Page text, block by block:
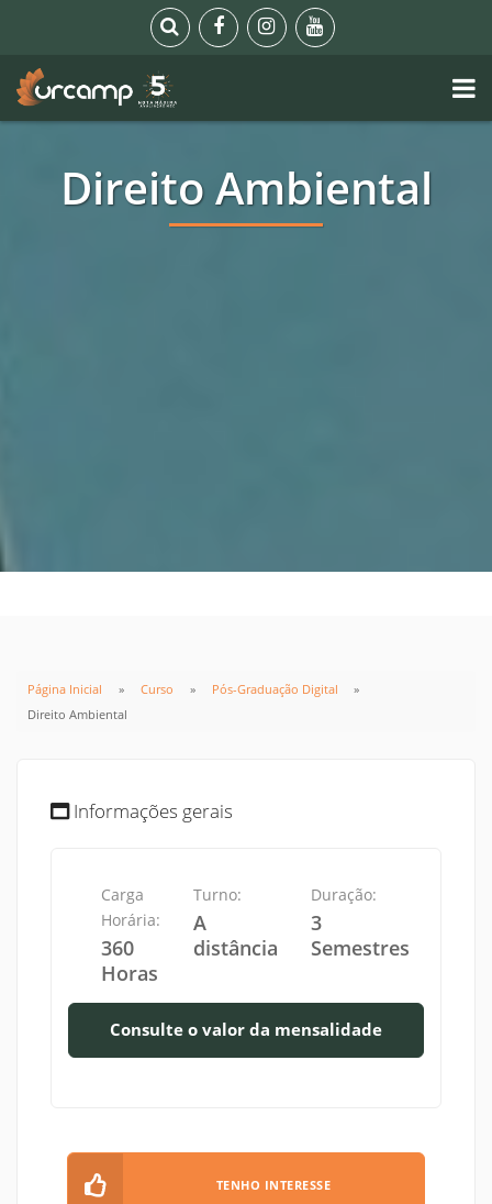
Direito Ambiental
Página Inicial Curso
Pós-Graduação Digital
Direito Ambiental
Informações gerais
Carga
Horária:
360
Horas
Turno:
A
distância
Duração:
3
Semestres
Consulte o valor da mensalidade
TENHO INTERESSE